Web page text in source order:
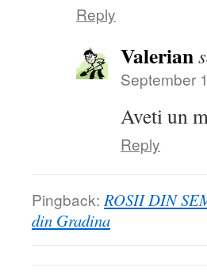
Reply
Valerian
September
Aveti un
Reply
Pingback: ROSII DIN
din Gradina